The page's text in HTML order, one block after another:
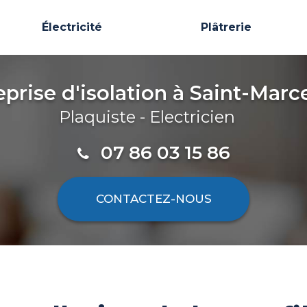
Électricité Plâtrerie
d'isolation à Saint-
Plaquiste - Electricien
07 86 03 15 86
CONTACTEZ-NOUS